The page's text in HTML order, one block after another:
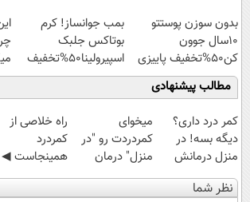
ویژه
بدون سوزن پوستتو
10سال جوون
کن50%تخفیف پاییزی
بمب جوانساز! کرم
بوتاکس جلبک
اسپیرولینا50%تخفیف
مطالب پیشنهادی
کمر درد داری؟
دیگه بسه! در
منزل درمانش
کن
(◀پرسش‌نامه)
میخوای
کمردردت رو "در
منزل" درمان
کنی؟ (◂فیلم +
◂پرسش‌نامه)
‌راه خلاصی از
کمردرد
همینجاست ◀
فقط کافیه فرم
رو پر کنی!
نظر شما